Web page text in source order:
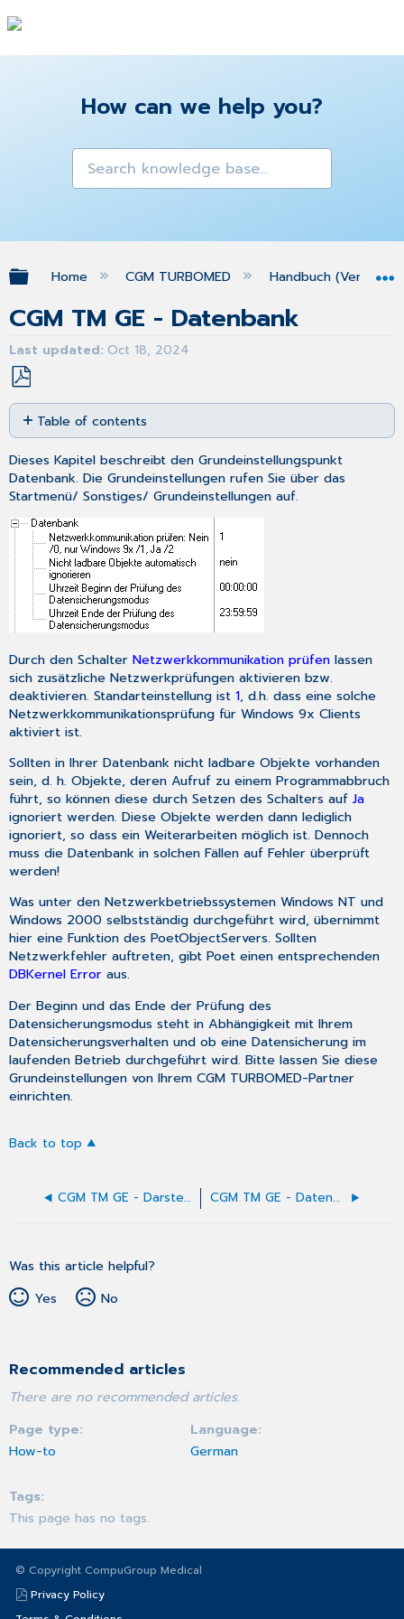
How can we help you?
Expand/collapse global hierarchy
Home CGM TURBOMED Handbuch (Version
CGM TM GE - Datenbank
Last updated Oct 18, 2024
Save
as
PDF
Table of contents
No
headers
Dieses Kapitel beschreibt den Grundeinstellungspunkt
Datenbank. Die Grundeinstellungen rufen Sie über das
Startmenü/Sonstiges/Grundeinstellungen auf.
Durch den SchalterNetzwerkkommunikation prüfen lassen
sich zusätzliche Netzwerkprüfungen aktivieren bzw.
deaktivieren. Standarteinstellung ist1, d.h. dass eine solche
Netzwerkkommunikationsprüfung für Windows 9x Clients
aktiviert ist.
Sollten in Ihrer Datenbank nicht ladbare Objekte vorhanden
sein, d. h. Objekte, deren Aufruf zu einem Programmabbruch
führt, so können diese durch Setzen des Schalters aufJa
ignoriert werden. Diese Objekte werden dann lediglich
ignoriert, so dass ein Weiterarbeiten möglich ist. Dennoch
muss die Datenbank in solchen Fällen auf Fehler überprüft
werden!
Was unter den Netzwerkbetriebssystemen Windows NT und
Windows 2000 selbstständig durchgeführt wird, übernimmt
hier eine Funktion des PoetObjectServers. Sollten
Netzwerkfehler auftreten, gibt Poet einen entsprechenden
DBKernel Error aus.
Der Beginn und das Ende der Prüfung des
Datensicherungsmodus steht in Abhängigkeit mit Ihrem
Datensicherungsverhalten und ob eine Datensicherung im
laufenden Betrieb durchgeführt wird. Bitte lassen Sie diese
Grundeinstellungen von Ihrem CGM TURBOMED-Partner
einrichten.
Back to top
CGM TM GE - Darstellung der ophth. Einträge CGM TM GE - Datenbankwartung
Was this article helpful?
Yes
No
Recommended articles
There are no recommended articles.
Page type
How-to
Language
German
Tags
This page has no tags.
© Copyright CompuGroup Medical
Privacy Policy